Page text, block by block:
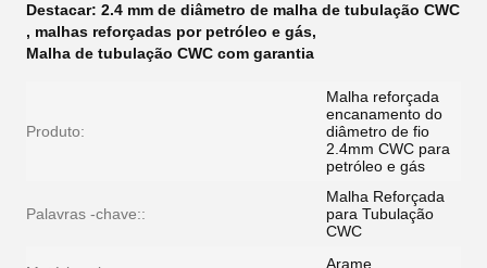
Destacar: 2.4 mm de diâmetro de malha de tubulação CWC
, malhas reforçadas por petróleo e gás,
Malha de tubulação CWC com garantia
Produto:
Malha reforçada
encanamento do
diâmetro de fio
2.4mm CWC para
petróleo e gás
Palavras -chave::
Malha Reforçada
para Tubulação
CWC
Arame